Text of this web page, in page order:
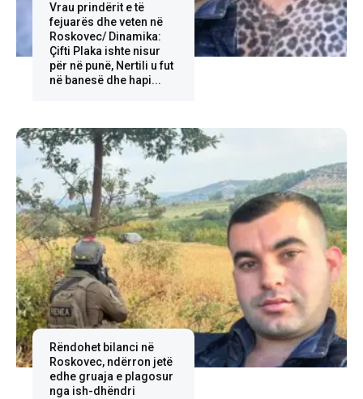
Vrau prindërit e të
fejuarës dhe veten në
Roskovec/ Dinamika:
Çifti Plaka ishte nisur
për në punë, Nertili u fut
në banesë dhe hapi...
Rëndohet bilanci në
Roskovec, ndërron jetë
edhe gruaja e plagosur
nga ish-dhëndri